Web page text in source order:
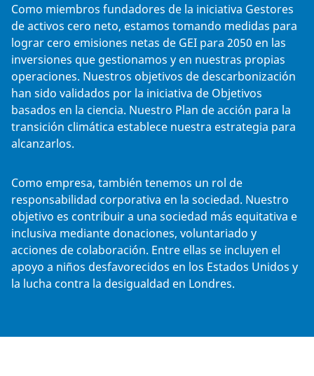
Como miembros fundadores de la iniciativa Gestores
de activos cero neto, estamos tomando medidas para
lograr cero emisiones netas de GEI para 2050 en las
inversiones que gestionamos y en nuestras propias
operaciones. Nuestros objetivos de descarbonización
han sido validados por la iniciativa de Objetivos
basados en la ciencia. Nuestro Plan de acción para la
transición climática establece nuestra estrategia para
alcanzarlos.
Como empresa, también tenemos un rol de
responsabilidad corporativa en la sociedad. Nuestro
objetivo es contribuir a una sociedad más equitativa e
inclusiva mediante donaciones, voluntariado y
acciones de colaboración. Entre ellas se incluyen el
apoyo a niños desfavorecidos en los Estados Unidos y
la lucha contra la desigualdad en Londres.